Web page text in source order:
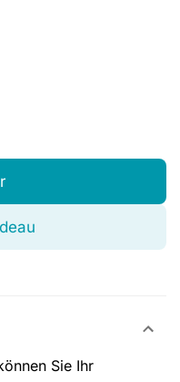
Sie Ihr